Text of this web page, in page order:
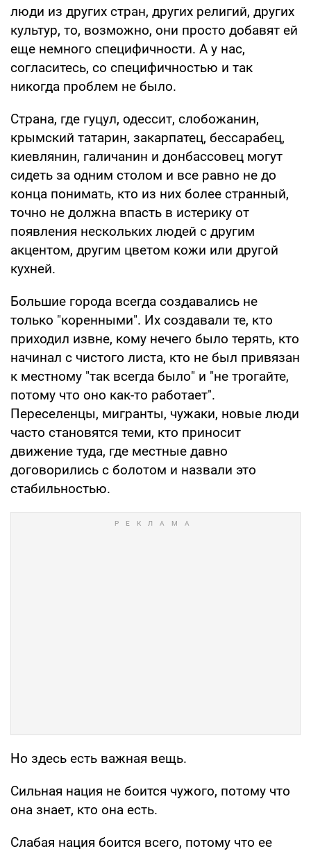
люди из других стран, других религий, других
культур, то, возможно, они просто добавят ей
еще немного специфичности. А у нас,
согласитесь, со специфичностью и так
никогда проблем не было.
Страна, где гуцул, одессит, слобожанин,
крымский татарин, закарпатец, бессарабец,
киевлянин, галичанин и донбассовец могут
сидеть за одним столом и все равно не до
конца понимать, кто из них более странный,
точно не должна впасть в истерику от
появления нескольких людей с другим
акцентом, другим цветом кожи или другой
кухней.
Большие города всегда создавались не
только "коренными". Их создавали те, кто
приходил извне, кому нечего было терять, кто
начинал с чистого листа, кто не был привязан
к местному "так всегда было" и "не трогайте,
потому что оно как-то работает".
Переселенцы, мигранты, чужаки, новые люди
часто становятся теми, кто приносит
движение туда, где местные давно
договорились с болотом и назвали это
стабильностью.
Но здесь есть важная вещь.
Сильная нация не боится чужого, потому что
она знает, кто она есть.
Слабая нация боится всего, потому что ее